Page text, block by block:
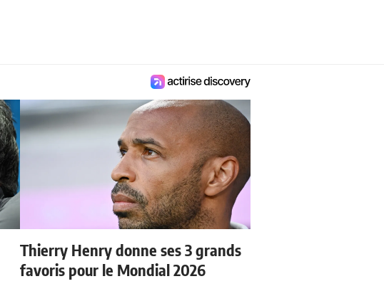
Thierry Henry donne ses 3 grands
favoris pour le Mondial 2026